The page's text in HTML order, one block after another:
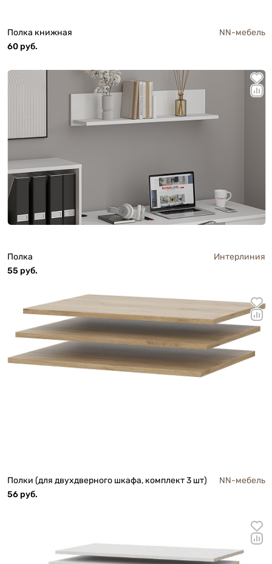
Полка книжная
NN-мебель
60 руб.
Полка
Интерлиния
55 руб.
Полки (для двухдверного шкафа, комплект 3 шт)
NN-мебель
56 руб.